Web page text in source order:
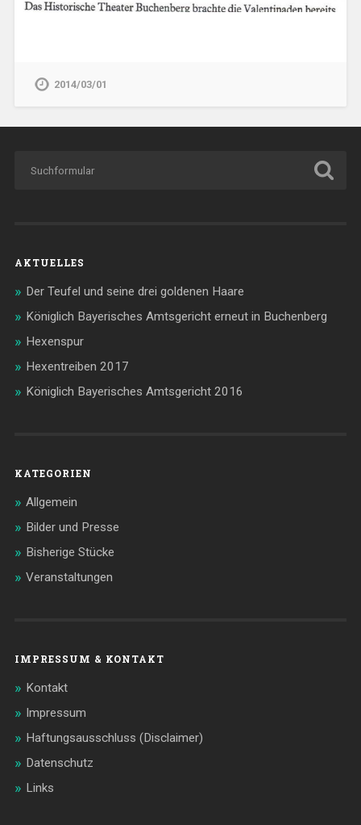
2014/03/01
AKTUELLES
Der Teufel und seine drei goldenen Haare
Königlich Bayerisches Amtsgericht erneut in Buchenberg
Hexenspur
Hexentreiben 2017
Königlich Bayerisches Amtsgericht 2016
KATEGORIEN
Allgemein
Bilder und Presse
Bisherige Stücke
Veranstaltungen
IMPRESSUM & KONTAKT
Kontakt
Impressum
Haftungsausschluss (Disclaimer)
Datenschutz
Links